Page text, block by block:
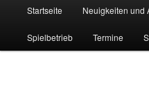
Startseite Neuigkeiten und
Spielbetrieb Termine